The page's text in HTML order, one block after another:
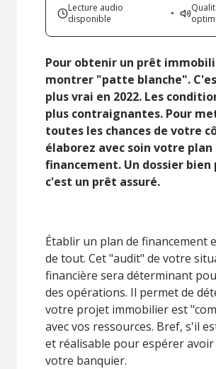
Lecture audio
disponible
•
Pour obtenir un prêt
montrer "patte blanche".
plus vrai en 2022. Les
plus contraignantes. Pour
toutes les chances de votre
élaborez avec soin votre plan
financement. Un dossier bien
c'est un prêt assuré.
Établir un plan de financement
de tout. Cet "audit" de votre
financière sera déterminant
des opérations. Il permet de
votre projet immobilier est
avec vos ressources. Bref, s'il
et réalisable pour espérer avoir
votre banquier.